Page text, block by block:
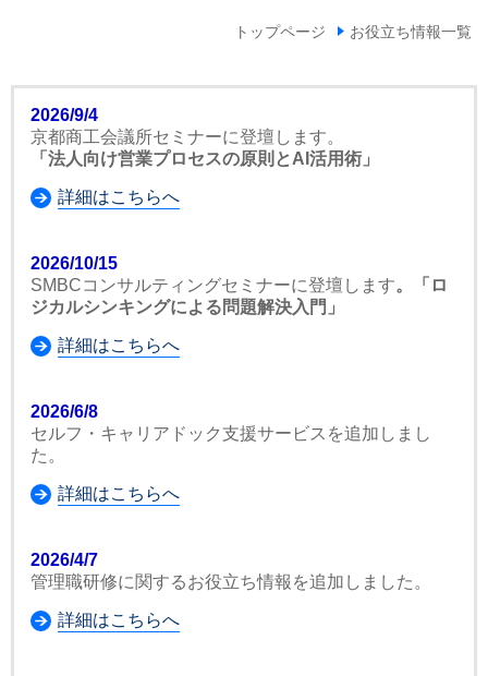
トップページ お役立ち情報一覧
2026/9/4
京都商工会議所セミナーに登壇します。
「法人向け営業プロセスの原則とAI活用術」
詳細はこちらへ
2026/10/15
SMBCコンサルティングセミナーに登壇します。「ロ
ジカルシンキングによる問題解決入門」
詳細はこちらへ
2026/6/8
セルフ・キャリアドック支援サービスを追加しまし
た。
詳細はこちらへ
2026/4/7
管理職研修に関するお役立ち情報を追加しました。
詳細はこちらへ